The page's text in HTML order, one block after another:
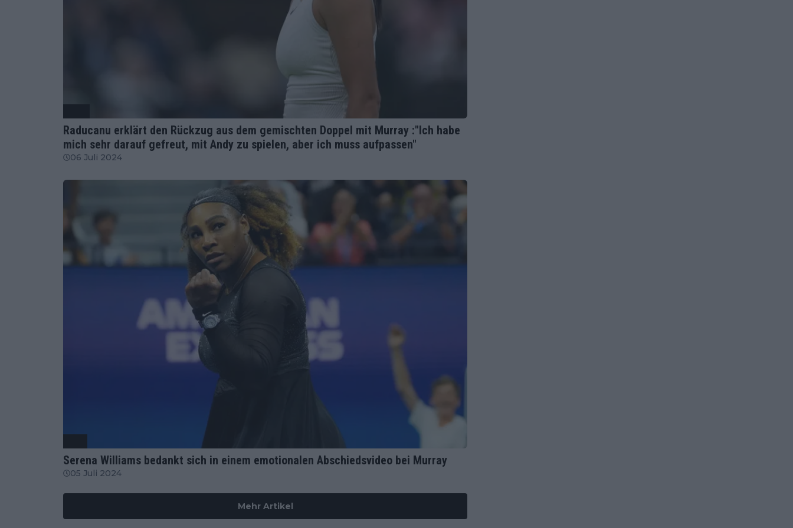
Raducanu erklärt den Rückzug aus dem gemischten Doppel mit Murray :"Ich habe
mich sehr darauf gefreut, mit Andy zu spielen, aber ich muss aufpassen"
06 Juli 2024
Serena Williams bedankt sich in einem emotionalen Abschiedsvideo bei Murray
05 Juli 2024
Mehr Artikel